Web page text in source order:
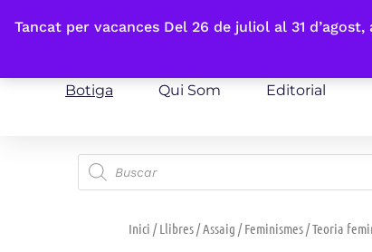
Tancat per vacances Del 26 de juliol al 31
Fes-te'n sòcia
Botiga Qui Som Editorial
Inici /Llibres/Assaig /Feminismes/Teoria